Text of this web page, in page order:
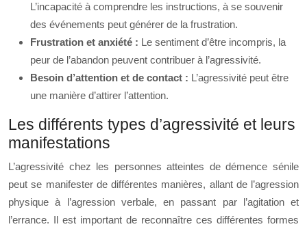
L’incapacité à comprendre les instructions, à se souvenir
des événements peut générer de la frustration.
Frustration et anxiété : Le sentiment d’être incompris, la
peur de l’abandon peuvent contribuer à l’agressivité.
Besoin d’attention et de contact : L’agressivité peut être
une manière d’attirer l’attention.
Les différents types d’agressivité et leurs
manifestations
L’agressivité chez les personnes atteintes de démence sénile
peut se manifester de différentes manières, allant de l’agression
physique à l’agression verbale, en passant par l’agitation et
l’errance. Il est important de reconnaître ces différentes formes